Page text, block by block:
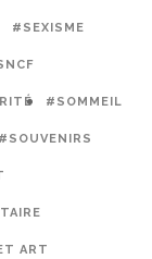
#SEXISME
#SOMMEIL
#SOUVENIRS
ART